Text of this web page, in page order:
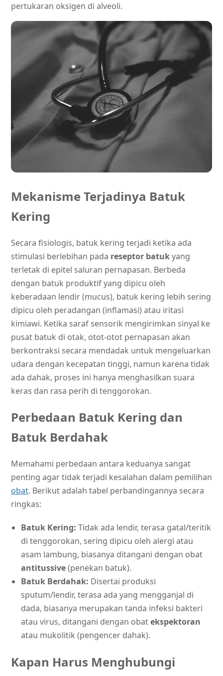
pertukaran oksigen di alveoli.
Mekanisme Terjadinya Batuk
Kering
Secara fisiologis, batuk kering terjadi ketika ada
stimulasi berlebihan pada reseptor batukyang
terletak di epitel saluran pernapasan. Berbeda
dengan batuk produktif yang dipicu oleh
keberadaan lendir (mucus), batuk kering lebih sering
dipicu oleh peradangan (inflamasi) atau iritasi
kimiawi. Ketika saraf sensorik mengirimkan sinyal ke
pusat batuk di otak, otot-otot pernapasan akan
berkontraksi secara mendadak untuk mengeluarkan
udara dengan kecepatan tinggi, namun karena tidak
ada dahak, proses ini hanya menghasilkan suara
keras dan rasa perih di tenggorokan.
Perbedaan Batuk Kering dan
Batuk Berdahak
Memahami perbedaan antara keduanya sangat
penting agar tidak terjadi kesalahan dalam pemilihan
obat. Berikut adalah tabel perbandingannya secara
ringkas:
Batuk Kering: Tidak ada lendir, terasa gatal/teritik
di tenggorokan, sering dipicu oleh alergi atau
asam lambung, biasanya ditangani dengan obat
antitussive(penekan batuk).
Batuk Berdahak: Disertai produksi
sputum/lendir, terasa ada yang mengganjal di
dada, biasanya merupakan tanda infeksi bakteri
atau virus, ditangani dengan obatekspektoran
atau mukolitik (pengencer dahak).
Kapan Harus Menghubungi